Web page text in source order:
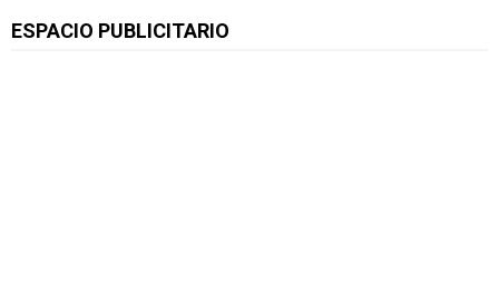
ESPACIO PUBLICITARIO